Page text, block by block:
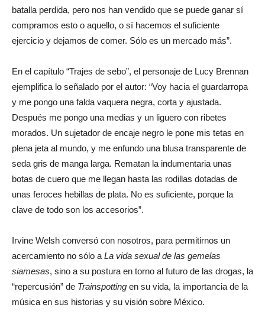
batalla perdida, pero nos han vendido que se puede ganar sí
compramos esto o aquello, o sí hacemos el suficiente
ejercicio y dejamos de comer. Sólo es un mercado más”.
En el capítulo “Trajes de sebo”, el personaje de Lucy Brennan
ejemplifica lo señalado por el autor: “Voy hacia el guardarropa
y me pongo una falda vaquera negra, corta y ajustada.
Después me pongo una medias y un liguero con ribetes
morados. Un sujetador de encaje negro le pone mis tetas en
plena jeta al mundo, y me enfundo una blusa transparente de
seda gris de manga larga. Rematan la indumentaria unas
botas de cuero que me llegan hasta las rodillas dotadas de
unas feroces hebillas de plata. No es suficiente, porque la
clave de todo son los accesorios”.
Irvine Welsh conversó con nosotros, para permitirnos un
acercamiento no sólo a La vida sexual de las gemelas
siamesas, sino a su postura en torno al futuro de las drogas, la
“repercusión” de Trainspotting en su vida, la importancia de la
música en sus historias y su visión sobre México.